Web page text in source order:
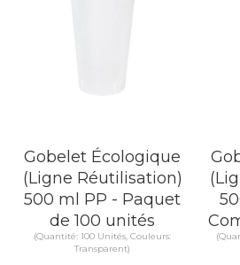
Gobelet Écologique
(Ligne Réutilisation)
500 ml PP - Paquet
de 100 unités
(Quantité: 100 Unités, Couleurs:
Transparent)